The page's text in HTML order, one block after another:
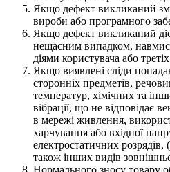
Якщо дефект викликаний
вироби або програмного
Якщо дефект викликаний
нещасним випадком,
діями користувача або
Якщо виявлені сліди
сторонніх предметів,
температур, хімічних та
вібрації, що не відповідає
в мережі живлення,
харчування або вхідної
електростатичних
також інших видів
Нормального зносу товару